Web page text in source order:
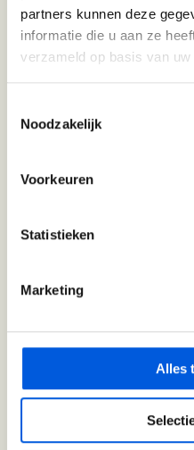
partners kunnen deze
informatie die u aan ze
verzameld op basis van
Noodzakelijk
Voorkeuren
Statistieken
Marketing
Alles
Talent
Bekijk training
(BaakBoost)
(0)
1 module in 4 dagen
2+ jaar werkervaring